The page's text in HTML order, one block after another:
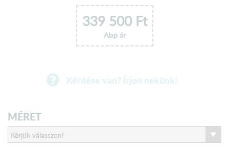
339 500Ft
Alap ár
Kérdése van? Írjon nekünk!
MÉRET